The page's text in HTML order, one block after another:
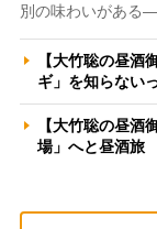
別の味わいがある
【大竹聡の昼酒
ギ」を知らな
【大竹聡の昼酒
場」へと昼酒